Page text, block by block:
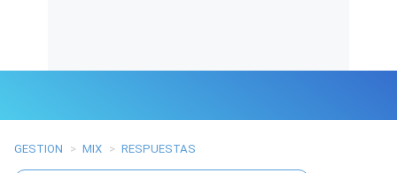
Últimas Noticias
GESTION > MIX > RESPUESTAS